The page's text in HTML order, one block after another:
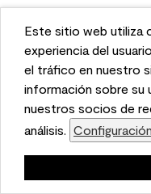
This website uses
and to analyze
We also share
with our social media,
partners. Cookie
Este sitio web utiliza
experiencia del
el tráfico en nuestro
información sobre su
nuestros socios de
análisis.
Q: What
should I
entryway?
1 Answer